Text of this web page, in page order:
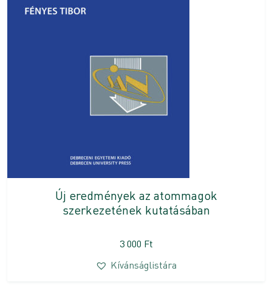
Új eredmények az atommagok
szerkezetének kutatásában
3 000 Ft
Kívánságlistára